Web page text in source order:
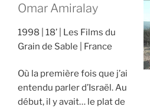
Omar Amiralay
1998 18’
Les Films du
Grain de Sable
France
Où la première fois que j’ai
entendu parler d’Israël. Au
début, il y avait… le plat de